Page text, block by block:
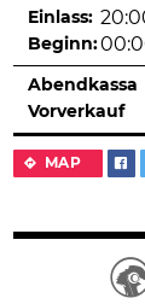
MAP
Einlass:
Beginn:
Abendkassa
Vorverkauf